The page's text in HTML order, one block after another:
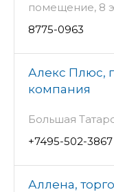
помещение, 8
8775-0963
Алекс Плюс,
компания
Большая
+7495-502-3867
Аллена,